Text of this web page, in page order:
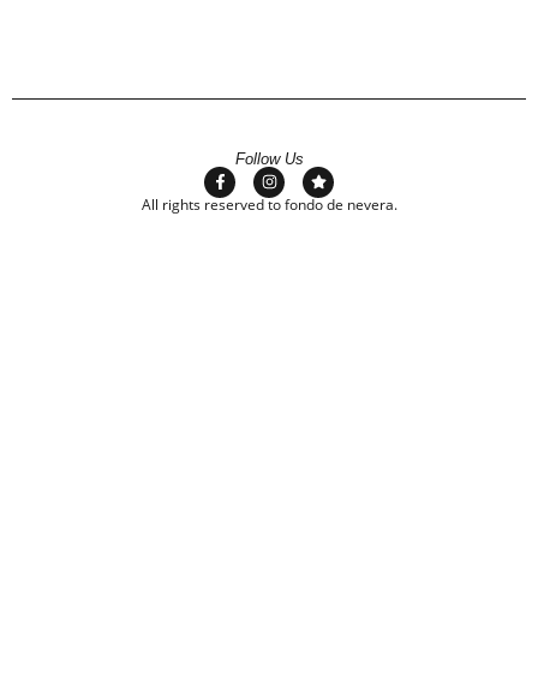
Follow Us
All rights reserved to fondo de nevera.